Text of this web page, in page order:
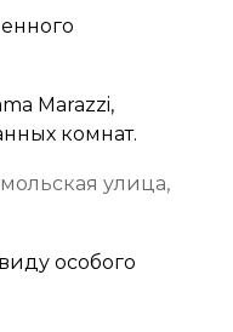
Marazzi,
комнат.
улица,
особого